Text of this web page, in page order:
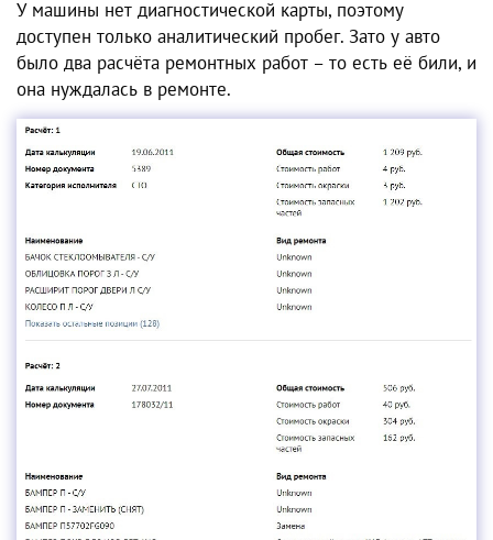
У машины нет диагностической карты, поэтому
доступен только аналитический пробег. Зато у авто
было два расчёта ремонтных работ – то есть её били, и
она нуждалась в ремонте.